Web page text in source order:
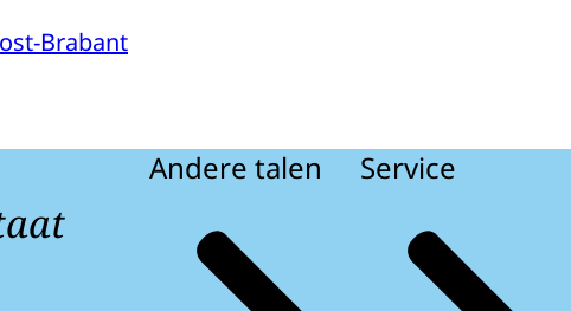
Brabant
Andere talen Service